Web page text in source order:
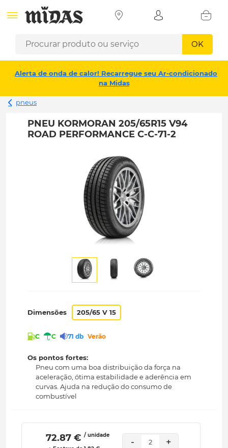
OK
Alerta de onda de calor! Recarregue seu Ar-condicionado
na Midas
pneus
PNEU KORMORAN 205/65R15 V94
ROAD PERFORMANCE C-C-71-2
Dimensões 205/65 V 15
C C 71 db Verão
Os pontos fortes:
Pneu com uma boa distribuição da força na
aceleração, ótima estabilidade e aderência em
curvas. Ajuda na redução do consumo de
combustível
72.87 € / unidade
- 2 +